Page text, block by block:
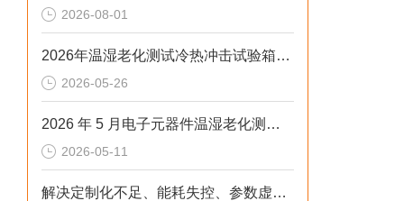
2026-08-01
2026年温湿老化测试冷热冲击试验箱排行榜：解决精度差、数据无效等核心痛点
2026-05-26
2026 年 5 月电子元器件温湿老化测试：冷热冲击不稳、数据无效？这样解决
2026-05-11
解决定制化不足、能耗失控、参数虚标痛点的2026选型标准